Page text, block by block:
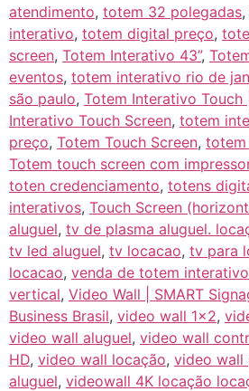
atendimento, totem 32 polegadas,
interativo, totem digital preço,
screen, Totem Interativo 43”,
eventos, totem interativo rio de
são paulo, Totem Interativo Touch
Interativo Touch Screen, totem
preço, Totem Touch Screen, totem
Totem touch screen com
toten credenciamento, totens
interativos, Touch Screen
aluguel, tv de plasma aluguel.
tv led aluguel, tv locacao, tv para
locacao, venda de totem interativo
vertical, Video Wall | SMART
Business Brasil, video wall 1x2,
video wall aluguel, video wall
HD, video wall locação, video wall
aluguel, videowall 4K locação